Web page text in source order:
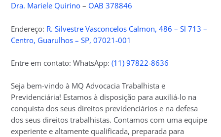
Dra. Mariele Quirino – OAB 378846
Endereço: R. Silvestre Vasconcelos Calmon, 486 – Sl 713 –
Centro, Guarulhos – SP, 07021-001
Entre em contato: WhatsApp:(11) 97822-8636
Seja bem-vindo à MQ Advocacia Trabalhista e
Previdenciária! Estamos à disposição para auxiliá-lo na
conquista dos seus direitos previdenciários e na defesa
dos seus direitos trabalhistas. Contamos com uma equipe
experiente e altamente qualificada, preparada para